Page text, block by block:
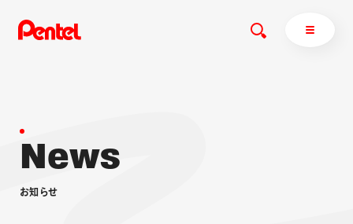
商品を探す
News
お知 らせ